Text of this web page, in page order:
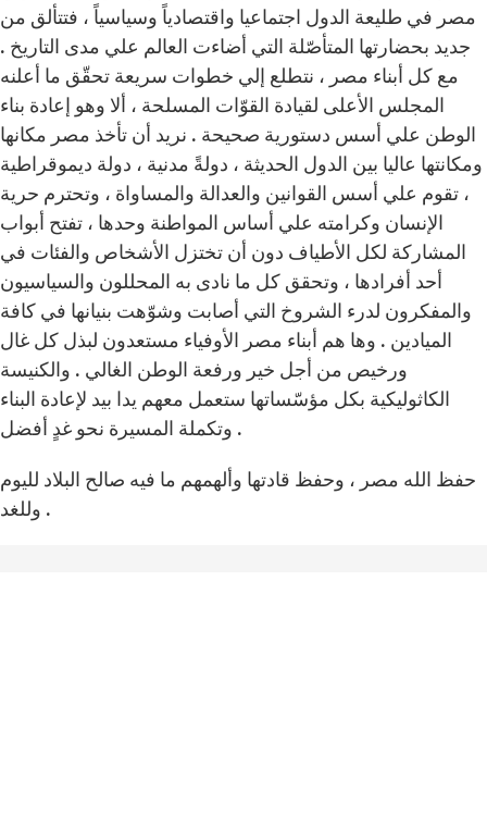
مصر في طليعة الدول اجتماعيا واقتصادياً وسياسياً ، فتتألق من
جديد بحضارتها المتأصّلة التي أضاءت العالم علي مدى التاريخ .
مع كل أبناء مصر ، نتطلع إلي خطوات سريعة تحقّق ما أعلنه
المجلس الأعلى لقيادة القوّات المسلحة ، ألا وهو إعادة بناء
الوطن علي أسس دستورية صحيحة . نريد أن تأخذ مصر مكانها
ومكانتها عاليا بين الدول الحديثة ، دولةً مدنية ، دولة ديموقراطية
، تقوم علي أسس القوانين والعدالة والمساواة ، وتحترم حرية
الإنسان وكرامته علي أساس المواطنة وحدها ، تفتح أبواب
المشاركة لكل الأطياف دون أن تختزل الأشخاص والفئات في
أحد أفرادها ، وتحقق كل ما نادى به المحللون والسياسيون
والمفكرون لدرء الشروخ التي أصابت وشوّهت بنيانها في كافة
الميادين . وها هم أبناء مصر الأوفياء مستعدون لبذل كل غال
ورخيص من أجل خير ورفعة الوطن الغالي . والكنيسة
الكاثوليكية بكل مؤسّساتها ستعمل معهم يدا بيد لإعادة البناء
وتكملة المسيرة نحو غدٍ أفضل .
حفظ الله مصر ، وحفظ قادتها وألهمهم ما فيه صالح البلاد لليوم
وللغد .